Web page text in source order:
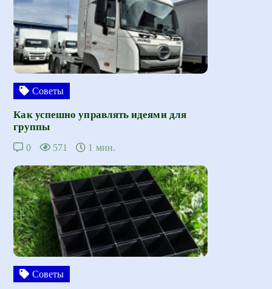
Советы
Как успешно управлять идеями для
группы
0 571 1 мин.
Советы